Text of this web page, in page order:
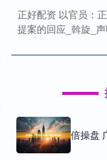
正好配资 以官员：
提案的回应_斡旋_
倍操盘